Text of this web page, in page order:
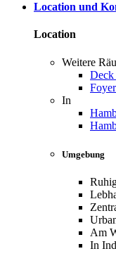
Location und
Location
Weitere
Deck
In
Umgebung
Am
In